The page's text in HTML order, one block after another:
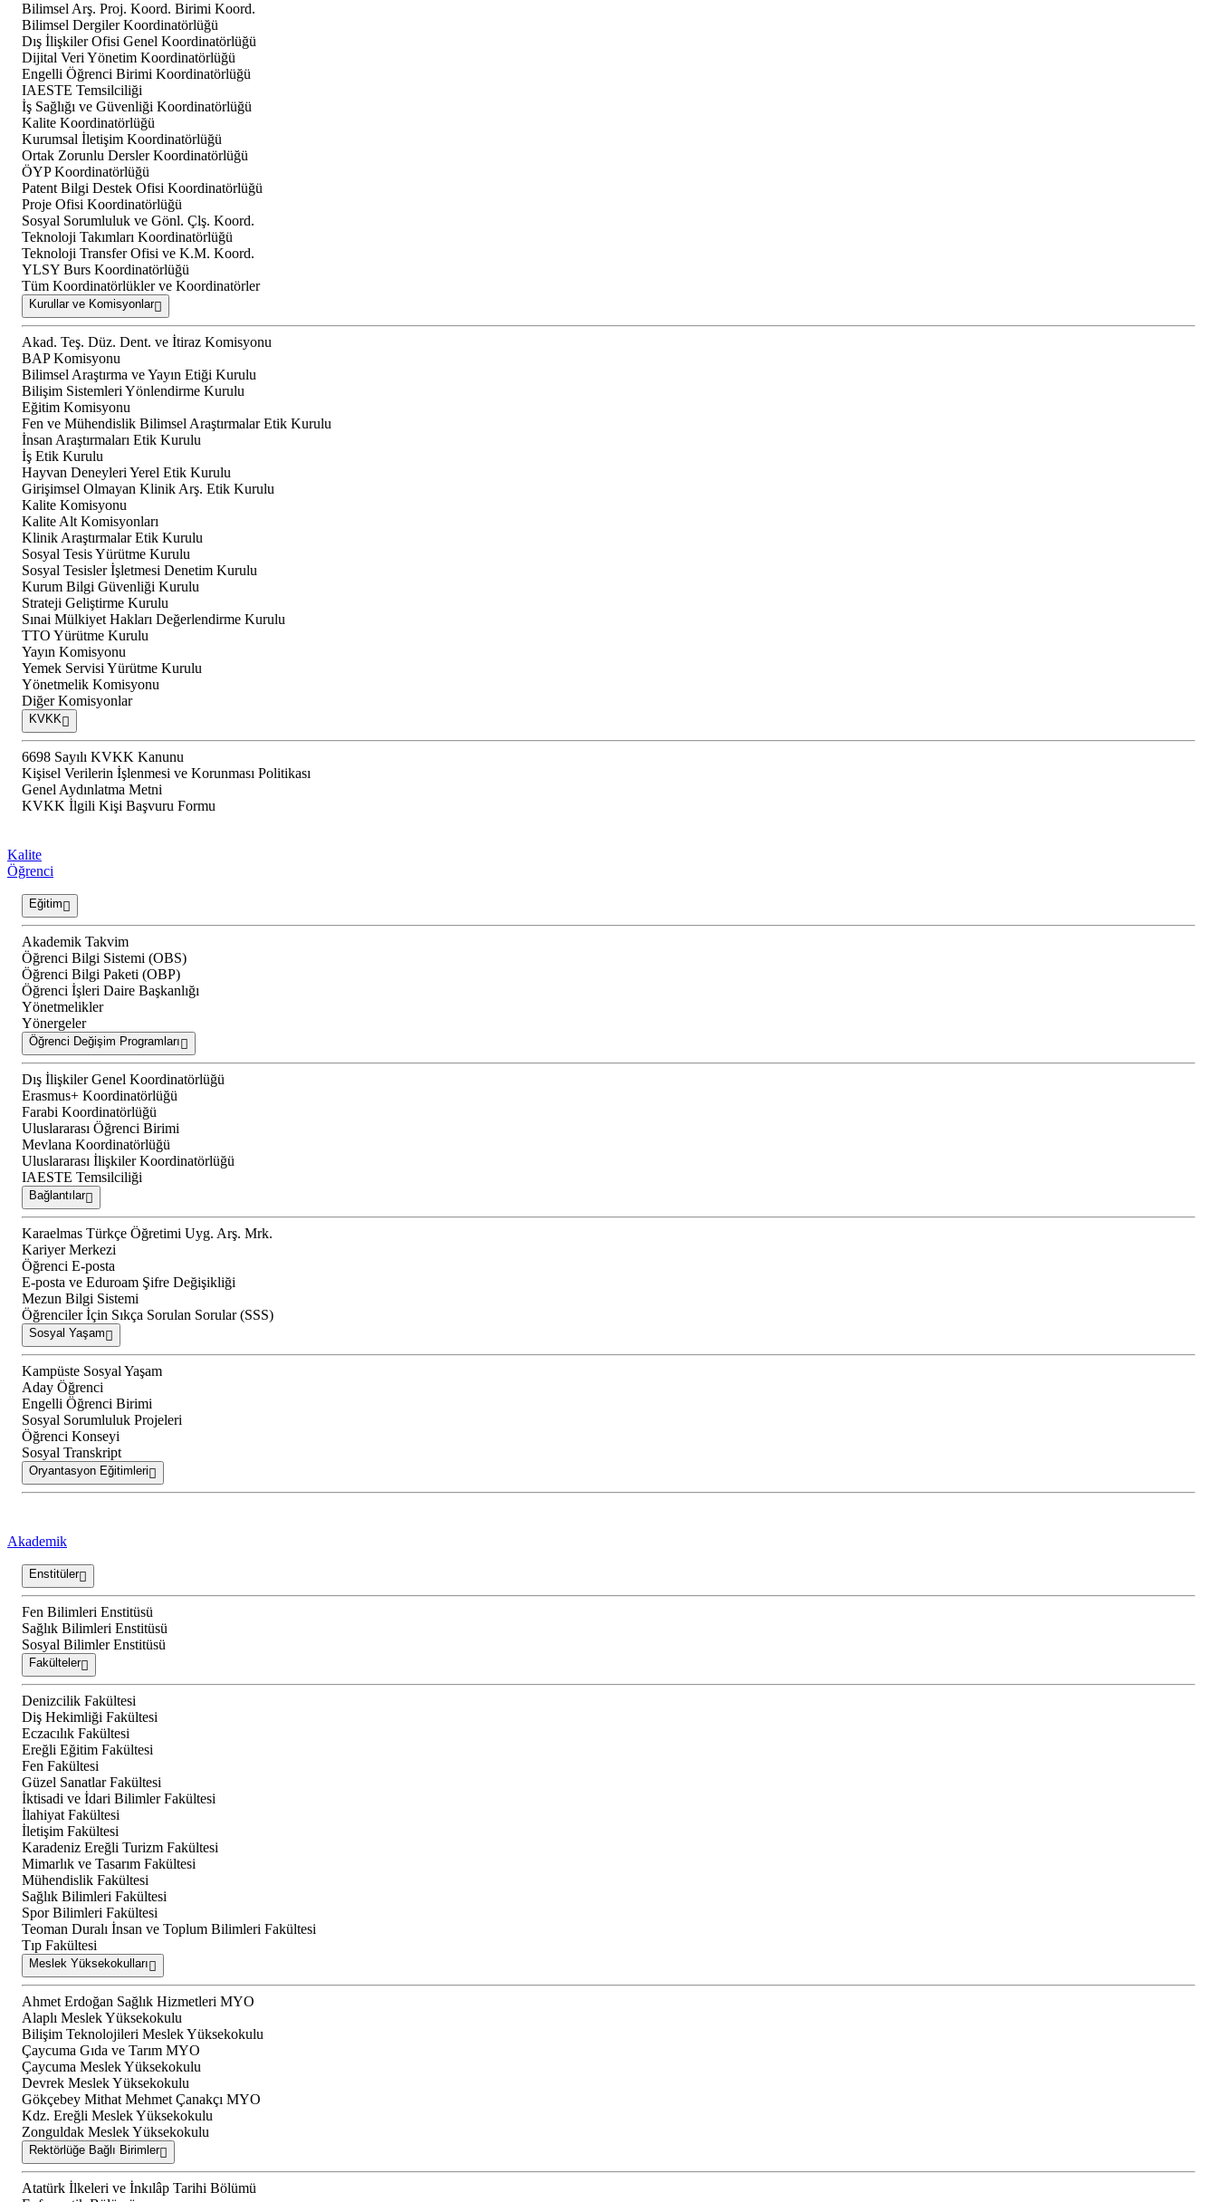
Bilimsel Arş. Proj. Koord. Birimi Koord.
Bilimsel Dergiler Koordinatörlüğü
Dış İlişkiler Ofisi Genel Koordinatörlüğü
Dijital Veri Yönetim Koordinatörlüğü
Engelli Öğrenci Birimi Koordinatörlüğü
IAESTE Temsilciliği
İş Sağlığı ve Güvenliği Koordinatörlüğü
Kalite Koordinatörlüğü
Kurumsal İletişim Koordinatörlüğü
Ortak Zorunlu Dersler Koordinatörlüğü
ÖYP Koordinatörlüğü
Patent Bilgi Destek Ofisi Koordinatörlüğü
Proje Ofisi Koordinatörlüğü
Sosyal Sorumluluk ve Gönl. Çlş. Koord.
Teknoloji Takımları Koordinatörlüğü
Teknoloji Transfer Ofisi ve K.M. Koord.
YLSY Burs Koordinatörlüğü
Tüm Koordinatörlükler ve Koordinatörler
Kurullar ve Komisyonlar
Akad. Teş. Düz. Dent. ve İtiraz Komisyonu
BAP Komisyonu
Bilimsel Araştırma ve Yayın Etiği Kurulu
Bilişim Sistemleri Yönlendirme Kurulu
Eğitim Komisyonu
Fen ve Mühendislik Bilimsel Araştırmalar Etik Kurulu
İnsan Araştırmaları Etik Kurulu
İş Etik Kurulu
Hayvan Deneyleri Yerel Etik Kurulu
Girişimsel Olmayan Klinik Arş. Etik Kurulu
Kalite Komisyonu
Kalite Alt Komisyonları
Klinik Araştırmalar Etik Kurulu
Sosyal Tesis Yürütme Kurulu
Sosyal Tesisler İşletmesi Denetim Kurulu
Kurum Bilgi Güvenliği Kurulu
Strateji Geliştirme Kurulu
Sınai Mülkiyet Hakları Değerlendirme Kurulu
TTO Yürütme Kurulu
Yayın Komisyonu
Yemek Servisi Yürütme Kurulu
Yönetmelik Komisyonu
Diğer Komisyonlar
KVKK
6698 Sayılı KVKK Kanunu
Kişisel Verilerin İşlenmesi ve Korunması Politikası
Genel Aydınlatma Metni
KVKK İlgili Kişi Başvuru Formu
Kalite
Öğrenci
Eğitim
Akademik Takvim
Öğrenci Bilgi Sistemi (OBS)
Öğrenci Bilgi Paketi (OBP)
Öğrenci İşleri Daire Başkanlığı
Yönetmelikler
Yönergeler
Öğrenci Değişim Programları
Dış İlişkiler Genel Koordinatörlüğü
Erasmus+ Koordinatörlüğü
Farabi Koordinatörlüğü
Uluslararası Öğrenci Birimi
Mevlana Koordinatörlüğü
Uluslararası İlişkiler Koordinatörlüğü
IAESTE Temsilciliği
Bağlantılar
Karaelmas Türkçe Öğretimi Uyg. Arş. Mrk.
Kariyer Merkezi
Öğrenci E-posta
E-posta ve Eduroam Şifre Değişikliği
Mezun Bilgi Sistemi
Öğrenciler İçin Sıkça Sorulan Sorular (SSS)
Sosyal Yaşam
Kampüste Sosyal Yaşam
Aday Öğrenci
Engelli Öğrenci Birimi
Sosyal Sorumluluk Projeleri
Öğrenci Konseyi
Sosyal Transkript
Oryantasyon Eğitimleri
Akademik
Enstitüler
Fen Bilimleri Enstitüsü
Sağlık Bilimleri Enstitüsü
Sosyal Bilimler Enstitüsü
Fakülteler
Denizcilik Fakültesi
Diş Hekimliği Fakültesi
Eczacılık Fakültesi
Ereğli Eğitim Fakültesi
Fen Fakültesi
Güzel Sanatlar Fakültesi
İktisadi ve İdari Bilimler Fakültesi
İlahiyat Fakültesi
İletişim Fakültesi
Karadeniz Ereğli Turizm Fakültesi
Mimarlık ve Tasarım Fakültesi
Mühendislik Fakültesi
Sağlık Bilimleri Fakültesi
Spor Bilimleri Fakültesi
Teoman Duralı İnsan ve Toplum Bilimleri Fakültesi
Tıp Fakültesi
Meslek Yüksekokulları
Ahmet Erdoğan Sağlık Hizmetleri MYO
Alaplı Meslek Yüksekokulu
Bilişim Teknolojileri Meslek Yüksekokulu
Çaycuma Gıda ve Tarım MYO
Çaycuma Meslek Yüksekokulu
Devrek Meslek Yüksekokulu
Gökçebey Mithat Mehmet Çanakçı MYO
Kdz. Ereğli Meslek Yüksekokulu
Zonguldak Meslek Yüksekokulu
Rektörlüğe Bağlı Birimler
Atatürk İlkeleri ve İnkılâp Tarihi Bölümü